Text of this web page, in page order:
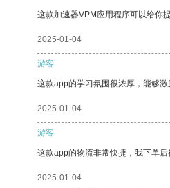
这款加速器VPM应用程序可以给你
2025-01-04
游客
这款app的学习氛围很浓厚，能够激
2025-01-04
游客
这款app的物流非常快捷，我下单后
2025-01-04